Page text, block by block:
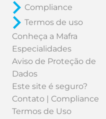
Compliance
Termos de uso
Conheça a Mafra
Especialidades
Aviso de Proteção de
Dados
Este site é seguro?
Contato | Compliance
Termos de Uso